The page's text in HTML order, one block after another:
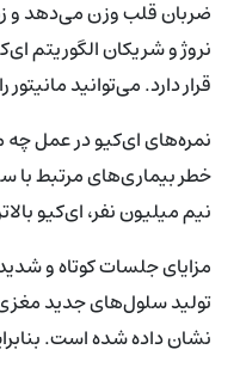
ضربان قلب وزن می‌دهد و
نروژ و شریکان الگوریتم
قرار دارد. می‌توانید
نیم میلیون نفر، ای‌کیو
مزایای جلسات کوتاه و
تولید سلول‌های جدید
نشان داده شده است.